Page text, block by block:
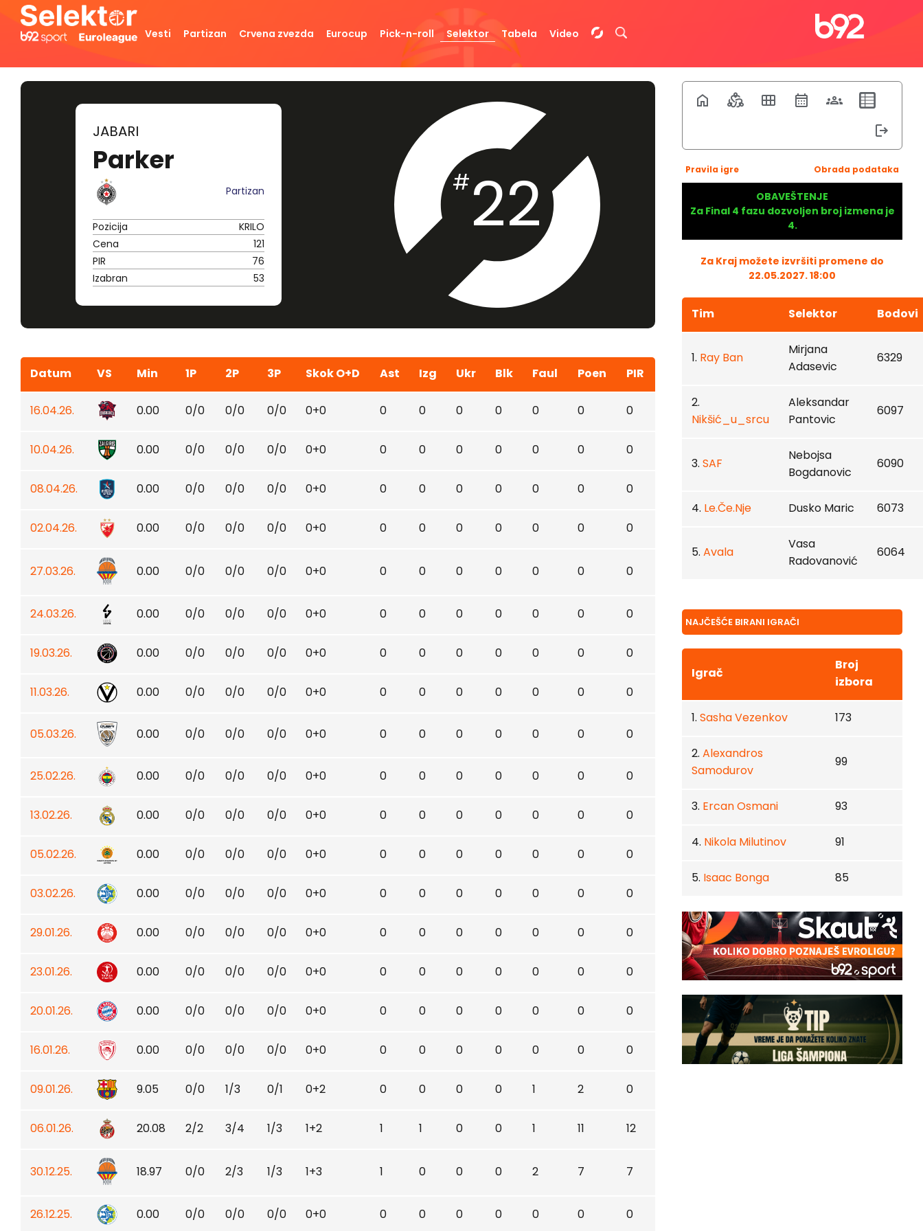
Vesti Partizan Crvena zvezda Eurocup Pick-n-roll Selektor Tabela Video
JABARI
Parker
Partizan
Pozicija
KRILO
Cena
121
PIR
76
Izabran
53
#22
Datum VS Min 1P 2P 3P Skok O+D Ast Izg Ukr Blk Faul Poen PIR
16.04.26. 0.00 0/0 0/0 0/0 0+0 0 0 0 0 0 0 0
10.04.26. 0.00 0/0 0/0 0/0 0+0 0 0 0 0 0 0 0
08.04.26. 0.00 0/0 0/0 0/0 0+0 0 0 0 0 0 0 0
02.04.26. 0.00 0/0 0/0 0/0 0+0 0 0 0 0 0 0 0
27.03.26. 0.00 0/0 0/0 0/0 0+0 0 0 0 0 0 0 0
24.03.26. 0.00 0/0 0/0 0/0 0+0 0 0 0 0 0 0 0
19.03.26. 0.00 0/0 0/0 0/0 0+0 0 0 0 0 0 0 0
11.03.26. 0.00 0/0 0/0 0/0 0+0 0 0 0 0 0 0 0
05.03.26. 0.00 0/0 0/0 0/0 0+0 0 0 0 0 0 0 0
25.02.26. 0.00 0/0 0/0 0/0 0+0 0 0 0 0 0 0 0
13.02.26. 0.00 0/0 0/0 0/0 0+0 0 0 0 0 0 0 0
05.02.26. 0.00 0/0 0/0 0/0 0+0 0 0 0 0 0 0 0
03.02.26. 0.00 0/0 0/0 0/0 0+0 0 0 0 0 0 0 0
29.01.26. 0.00 0/0 0/0 0/0 0+0 0 0 0 0 0 0 0
23.01.26. 0.00 0/0 0/0 0/0 0+0 0 0 0 0 0 0 0
20.01.26. 0.00 0/0 0/0 0/0 0+0 0 0 0 0 0 0 0
16.01.26. 0.00 0/0 0/0 0/0 0+0 0 0 0 0 0 0 0
09.01.26. 9.05 0/0 1/3 0/1 0+2 0 0 0 0 1 2 0
06.01.26. 20.08 2/2 3/4 1/3 1+2 1 1 0 0 1 11 12
30.12.25. 18.97 0/0 2/3 1/3 1+3 1 0 0 0 2 7 7
26.12.25. 0.00 0/0 0/0 0/0 0+0 0 0 0 0 0 0 0
Pravila igre Obrada podataka
OBAVEŠTENJE
Za Final 4 fazu dozvoljen broj izmena je
4.
Za Kraj možete izvršiti promene do
22.05.2027. 18:00
Tim Selektor Bodovi
1. Ray Ban
Mirjana
Adasevic
6329
2.
Nikšić_u_srcu
Aleksandar
Pantovic
6097
3. SAF
Nebojsa
Bogdanovic
6090
4. Le.Če.Nje Dusko Maric 6073
5. Avala
Vasa
Radovanović
6064
NAJČEŠĆE BIRANI IGRAČI
Igrač
Broj
izbora
1. Sasha Vezenkov 173
2. Alexandros
Samodurov
99
3. Ercan Osmani 93
4. Nikola Milutinov 91
5. Isaac Bonga 85